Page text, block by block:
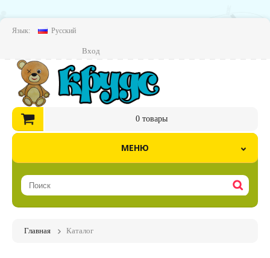
Язык: Русский
Вход
0товары
МЕНЮ
Главная Каталог